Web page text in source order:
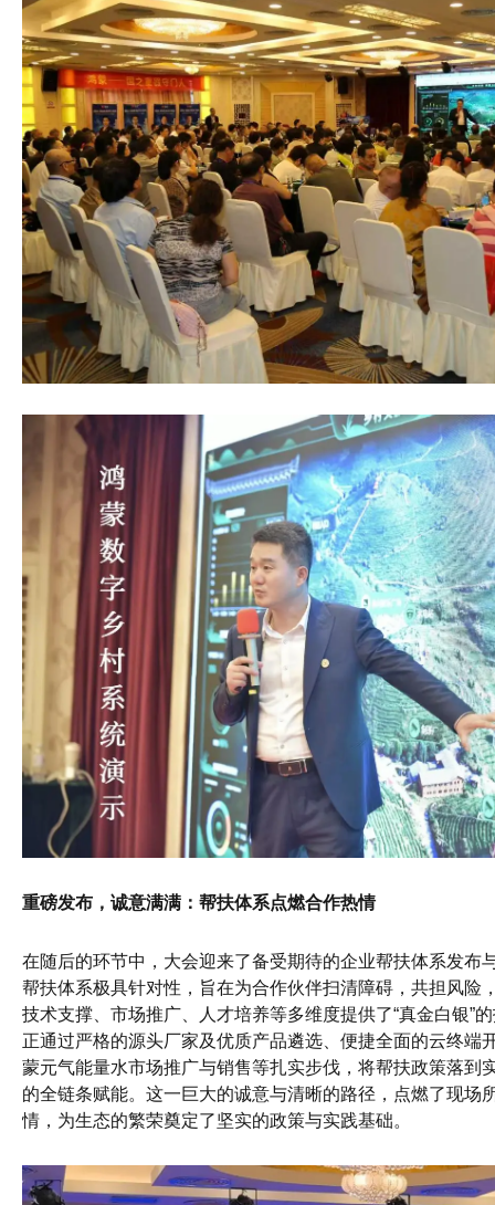
重磅发布，诚意满满：帮扶体系点燃合作热情
在随后的环节中，大会迎来了备受期待的企业帮扶体系发布
帮扶体系极具针对性，旨在为合作伙伴扫清障碍，共担风险
技术支撑、市场推广、人才培养等多维度提供了“真金白银”
正通过严格的源头厂家及优质产品遴选、便捷全面的云终端
蒙元气能量水市场推广与销售等扎实步伐，将帮扶政策落到
的全链条赋能。这一巨大的诚意与清晰的路径，点燃了现场
情，为生态的繁荣奠定了坚实的政策与实践基础。